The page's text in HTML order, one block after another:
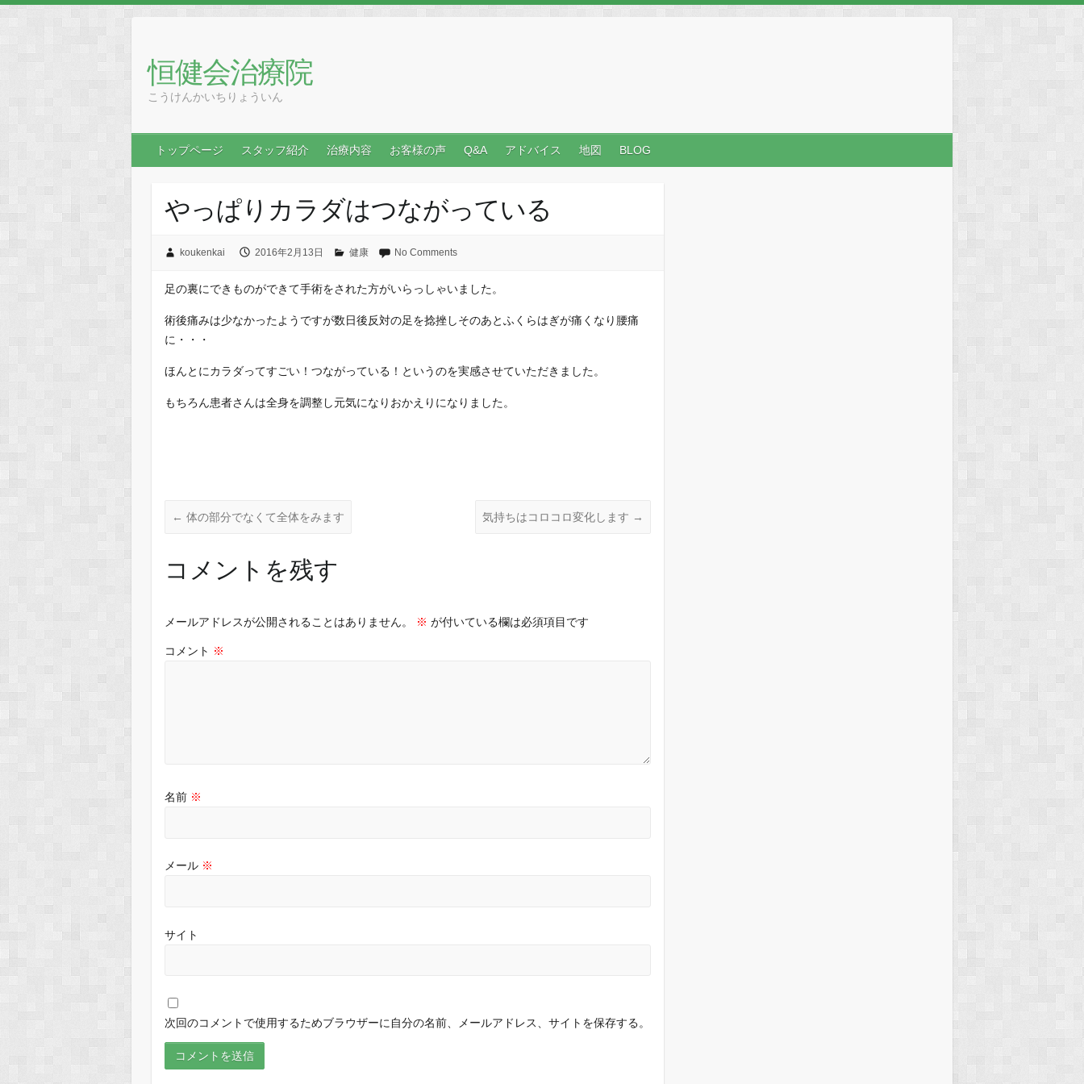
恒健会治療院
こうけんかいちりょういん
トップページ スタッフ紹介 治療内容 お客様の声 Q&A アドバイス 地図 BLOG
やっぱりカラダはつながっている
koukenkai 2016年2月13日 健康 No Comments
足の裏にできものができて手術をされた方がいらっしゃいました。
術後痛みは少なかったようですが数日後反対の足を捻挫しそのあとふくらはぎが痛くなり腰痛
に・・・
ほんとにカラダってすごい！つながっている！というのを実感させていただきました。
もちろん患者さんは全身を調整し元気になりおかえりになりました。
← 体の部分でなくて全体をみます 気持ちはコロコロ変化します →
コメントを残す
メールアドレスが公開されることはありません。 ※ が付いている欄は必須項目です
コメント ※
名前 ※
メール ※
サイト
次回のコメントで使用するためブラウザーに自分の名前、メールアドレス、サイトを保存する。